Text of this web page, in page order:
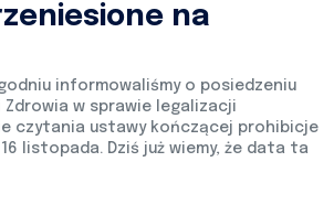
na
informowaliśmy o posiedzeniu
Zdrowia w sprawie legalizacji
czytania ustawy kończącej prohibicje
listopada. Dziś już wiemy, że data ta